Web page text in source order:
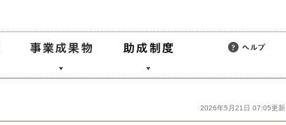
2026年5月21日 07:05更新